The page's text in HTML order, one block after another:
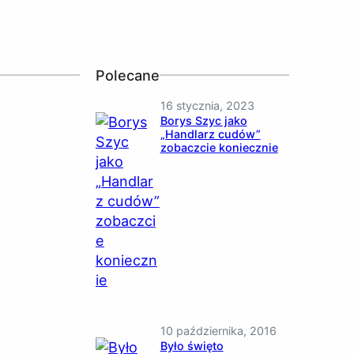
Polecane
16 stycznia, 2023
Borys Szyc jako
„Handlarz cudów”
zobaczcie koniecznie
10 października, 2016
Było święto